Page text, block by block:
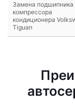
Замена подшипника
компрессора
кондиционера
Tiguan